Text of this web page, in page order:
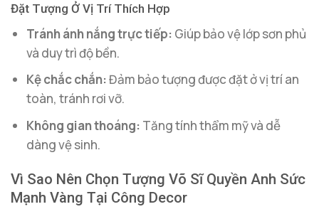
Đặt Tượng Ở Vị Trí Thích Hợp
Tránh ánh nắng trực tiếp: Giúp bảo vệ lớp sơn phủ
và duy trì độ bền.
Kệ chắc chắn:Đảm bảo tượng được đặt ở vị trí an
toàn, tránh rơi vỡ.
Không gian thoáng: Tăng tính thẩm mỹ và dễ
dàng vệ sinh.
Vì Sao Nên Chọn Tượng Võ Sĩ Quyền Anh Sức
Mạnh Vàng Tại Công Decor